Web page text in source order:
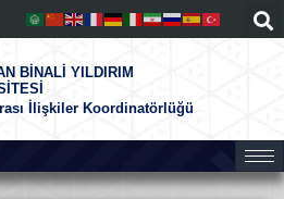
BİNALİ YILDIRIM
İlişkiler Koordinatörlüğü